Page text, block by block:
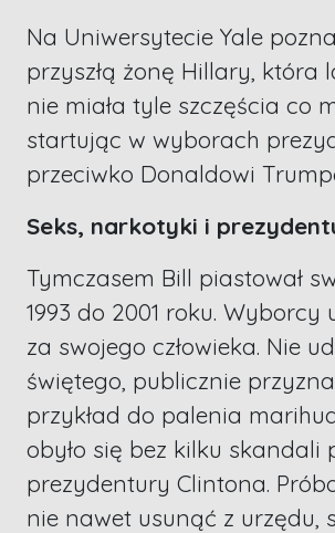
Na Uniwersytecie Yale
przyszłą żonę Hillary, która
nie miała tyle szczęścia co
startując w wyborach
przeciwko Donaldowi
Seks, narkotyki i
Tymczasem Bill piastował
1993 do 2001 roku. Wyborcy
za swojego człowieka. Nie
świętego, publicznie
przykład do palenia
obyło się bez kilku skandali
prezydentury Clintona.
nie nawet usunąć z urzędu,